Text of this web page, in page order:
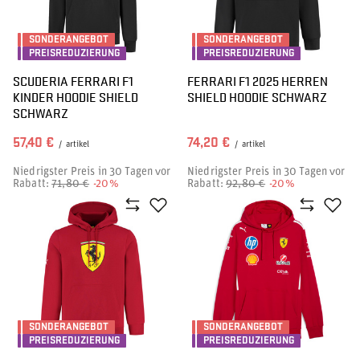
SONDERANGEBOT
PREISREDUZIERUNG
SCUDERIA FERRARI F1
KINDER HOODIE SHIELD
SCHWARZ
57,40 € / artikel
Niedrigster Preis in 30 Tagen vor
Rabatt:71,80 € -20%
SONDERANGEBOT
PREISREDUZIERUNG
FERRARI F1 2025 HERREN
SHIELD HOODIE SCHWARZ
74,20 € / artikel
Niedrigster Preis in 30 Tagen vor
Rabatt:92,80 € -20%
SONDERANGEBOT
PREISREDUZIERUNG
SONDERANGEBOT
PREISREDUZIERUNG